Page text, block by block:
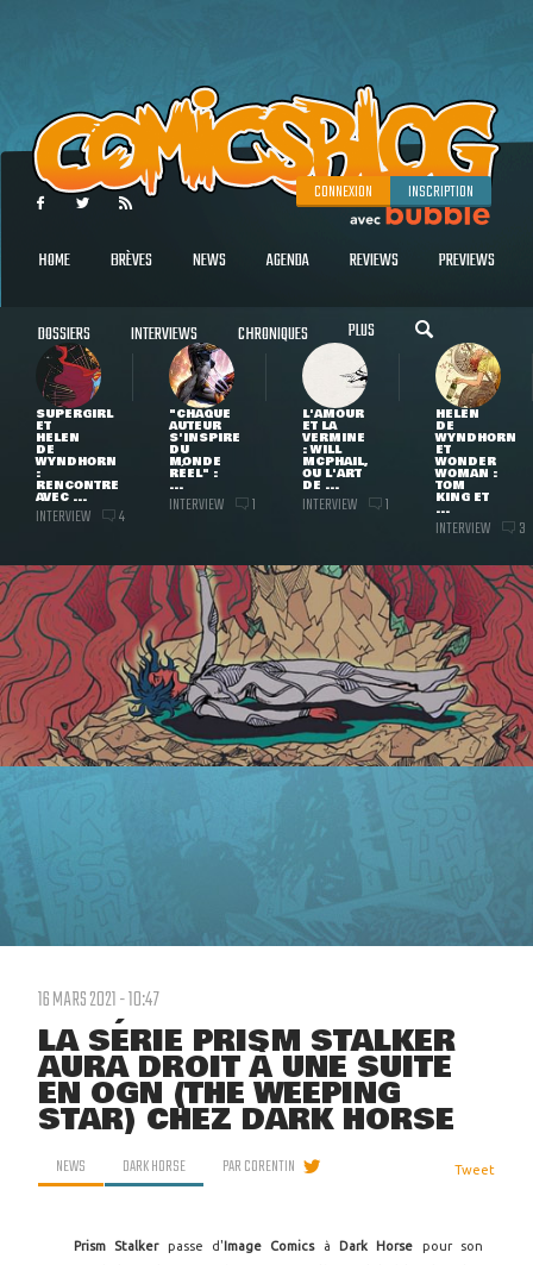
CONNEXION INSCRIPTION
HOME BRÈVES NEWS AGENDA REVIEWS PREVIEWS
DOSSIERS INTERVIEWS CHRONIQUES PLUS
SUPERGIRL
ET
HELEN
DE
WYNDHORN
:
RENCONTRE
AVEC ...
INTERVIEW 4
"CHAQUE
AUTEUR
S'INSPIRE
DU
MONDE
RÉEL" :
...
INTERVIEW 1
L'AMOUR
ET LA
VERMINE
: WILL
MCPHAIL,
OU L'ART
DE ...
INTERVIEW 1
HELEN
DE
WYNDHORN
ET
WONDER
WOMAN :
TOM
KING ET
...
INTERVIEW 3
16 MARS 2021 - 10:47
LA SÉRIE PRISM STALKER
AURA DROIT À UNE SUITE
EN OGN (THE WEEPING
STAR) CHEZ DARK HORSE
NEWS DARK HORSE PARCORENTIN Tweet
Prism Stalkerpasse d'Image Comicsà Dark Horse pour son